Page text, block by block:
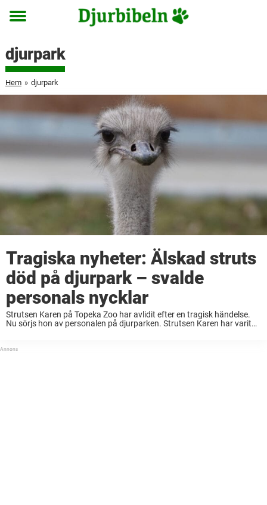
Toggle
djurpark
Hem » djurpark
Tragiska nyheter: Älskad struts
död på djurpark – svalde
personals nycklar
Strutsen Karen på Topeka Zoo har avlidit efter en tragisk händelse.
Nu sörjs hon av personalen på djurparken. Strutsen Karen har varit